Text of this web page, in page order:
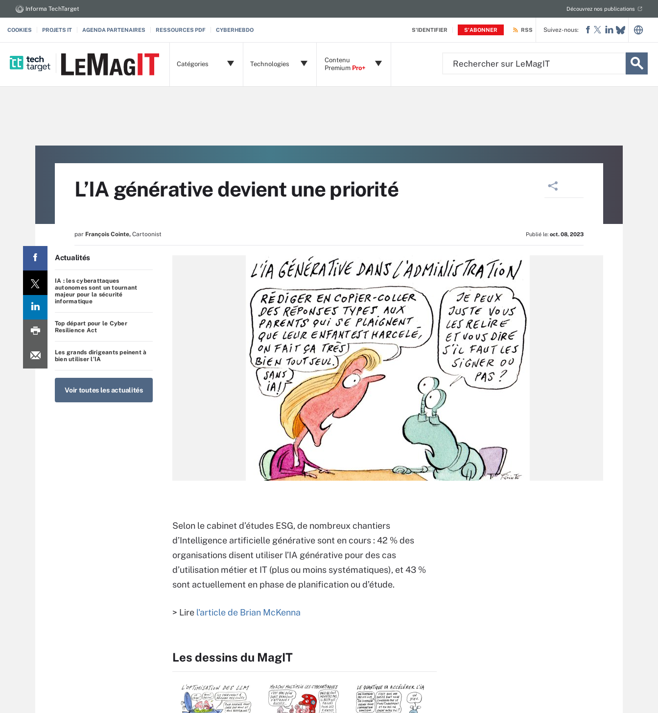
S'IDENTIFIER S'ABONNER
Informa TechTarget Découvrez nos publications
COOKIES PROJETS IT AGENDA PARTENAIRES RESSOURCES PDF CYBERHEBDO RSS
Catégories Technologies
Contenu
Premium Pro+
Suivez-nous:
L’IA générative devient une priorité
par François Cointe, Cartoonist Publié le: oct. 08, 2023
Actualités
IA : les cyberattaques
autonomes sont un tournant
majeur pour la sécurité
informatique
Top départ pour le Cyber
Resilience Act
Les grands dirigeants peinent à
bien utiliser l’IA
Voir toutes les actualités
Selon le cabinet d’études ESG, de nombreux chantiers
d’Intelligence artificielle générative sont en cours : 42 % des
organisations disent utiliser l’IA générative pour des cas
d’utilisation métier et IT (plus ou moins systématiques), et 43 %
sont actuellement en phase de planification ou d’étude.
> Lire l'article de Brian McKenna
Les dessins du MagIT